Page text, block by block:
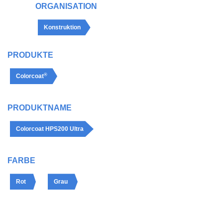
ORGANISATION
Konstruktion
PRODUKTE
Colorcoat®
PRODUKTNAME
Colorcoat HPS200 Ultra
FARBE
Rot Grau